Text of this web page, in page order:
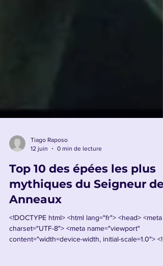
12 juin
0 min de lecture
Top 10 des épées les plus
mythiques du Seigneur des
Anneaux
<!DOCTYPE html> <html lang="fr"> <head> <meta
charset="UTF-8"> <meta name="viewport"